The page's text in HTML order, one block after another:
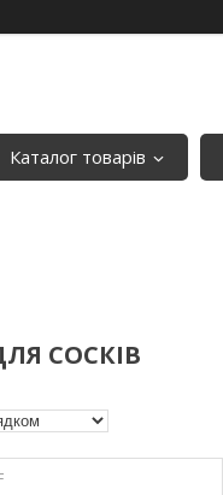
Каталог товарів
СОСКІВ